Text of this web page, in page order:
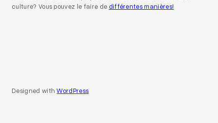
culture? Vous pouvez le faire de différentes manières!
Designed withWordPress